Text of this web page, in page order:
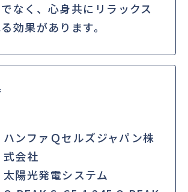
なく、心身共にリラックス
効果があります。
ハンファＱセルズジャパン株
式会社
太陽光発電システム